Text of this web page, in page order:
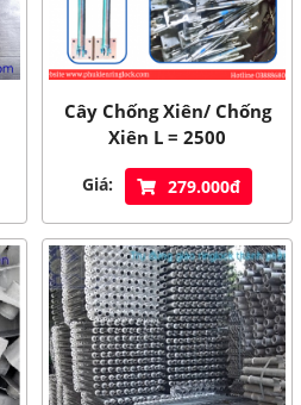
Cây Chống Xiên/ Chống
Xiên L = 2500
Giá: 279.000đ